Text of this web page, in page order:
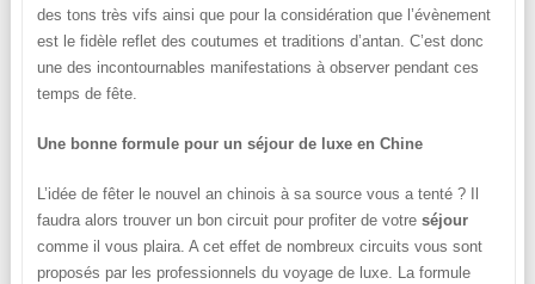
des tons très vifs ainsi que pour la considération que l’évènement
est le fidèle reflet des coutumes et traditions d’antan. C’est donc
une des incontournables manifestations à observer pendant ces
temps de fête.
Une bonne formule pour un séjour de luxe en Chine
L’idée de fêter le nouvel an chinois à sa source vous a tenté ? Il
faudra alors trouver un bon circuit pour profiter de votre séjour
comme il vous plaira. A cet effet de nombreux circuits vous sont
proposés par les professionnels du voyage de luxe. La formule